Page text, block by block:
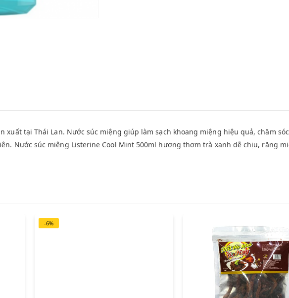
xuất tại Thái Lan. Nước súc miệng giúp làm sạch khoang miệng hiệu quả, chăm
Nước súc miệng Listerine Cool Mint 500ml hương thơm trà xanh dễ chịu, răng
-6%